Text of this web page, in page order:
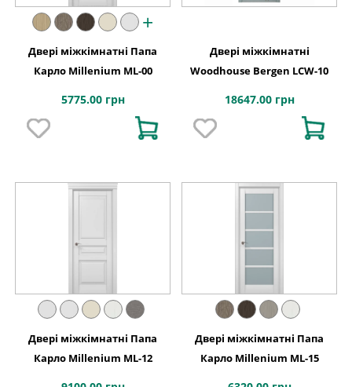
+
Двері міжкімнатні Папа
Карло Millenium ML-00
5775.00 грн
Двері міжкімнатні
Woodhouse Bergen LCW-10
18647.00 грн
Двері міжкімнатні Папа
Карло Millenium ML-12
Двері міжкімнатні Папа
Карло Millenium ML-15